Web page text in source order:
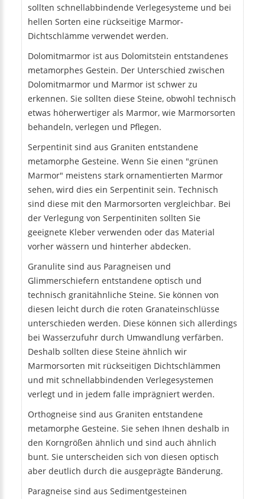
sollten schnellabbindende Verlegesysteme und bei
hellen Sorten eine rückseitige Marmor-
Dichtschlämme verwendet werden.
Dolomitmarmor ist aus Dolomitstein entstandenes
metamorphes Gestein. Der Unterschied zwischen
Dolomitmarmor und Marmor ist schwer zu
erkennen. Sie sollten diese Steine, obwohl technisch
etwas höherwertiger als Marmor, wie Marmorsorten
behandeln, verlegen und Pflegen.
Serpentinit sind aus Graniten entstandene
metamorphe Gesteine. Wenn Sie einen "grünen
Marmor" meistens stark ornamentierten Marmor
sehen, wird dies ein Serpentinit sein. Technisch
sind diese mit den Marmorsorten vergleichbar. Bei
der Verlegung von Serpentiniten sollten Sie
geeignete Kleber verwenden oder das Material
vorher wässern und hinterher abdecken.
Granulite sind aus Paragneisen und
Glimmerschiefern entstandene optisch und
technisch granitähnliche Steine. Sie können von
diesen leicht durch die roten Granateinschlüsse
unterschieden werden. Diese können sich allerdings
bei Wasserzufuhr durch Umwandlung verfärben.
Deshalb sollten diese Steine ähnlich wir
Marmorsorten mit rückseitigen Dichtschlämmen
und mit schnellabbindenden Verlegesystemen
verlegt und in jedem falle imprägniert werden.
Orthogneise sind aus Graniten entstandene
metamorphe Gesteine. Sie sehen Ihnen deshalb in
den Korngrößen ähnlich und sind auch ähnlich
bunt. Sie unterscheiden sich von diesen optisch
aber deutlich durch die ausgeprägte Bänderung.
Paragneise sind aus Sedimentgesteinen